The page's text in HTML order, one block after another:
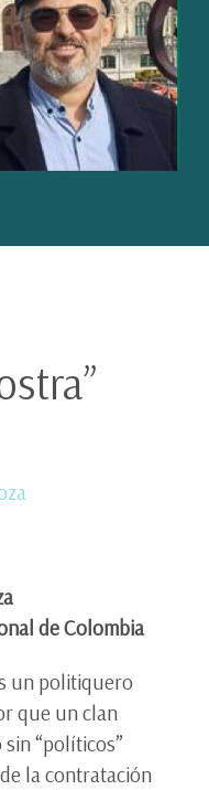
de Colombia
un politiquero
que un clan
“políticos”
la contratación